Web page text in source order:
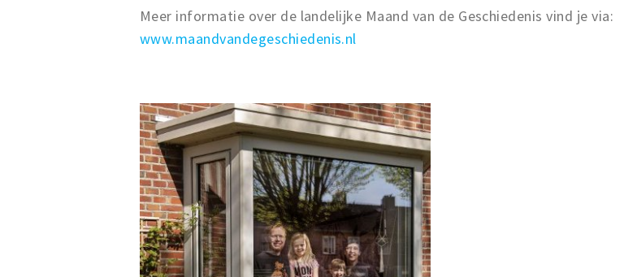
Meer informatie over de landelijke Maand van de Geschiedenis vind je via:
www.maandvandegeschiedenis.nl